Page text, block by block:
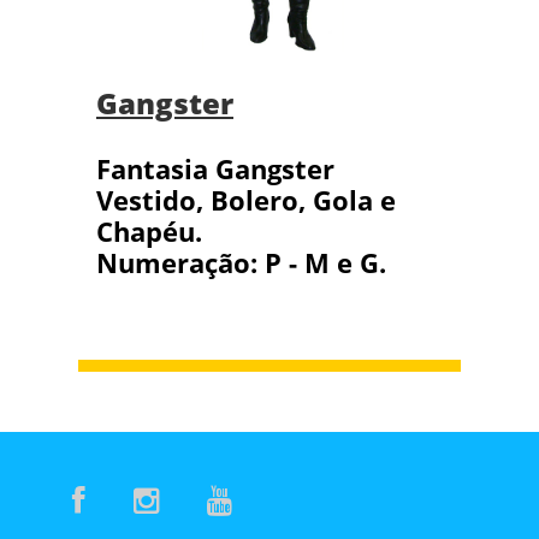
Gangster
Fantasia Gangster
Vestido, Bolero, Gola e
Chapéu.
Numeração: P - M e G.